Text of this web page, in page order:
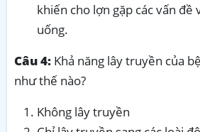
khiến cho lợn gặp các vấn đề
uống.
Câu 4: Khả năng lây truyền của
như thế nào?
Không lây truyền